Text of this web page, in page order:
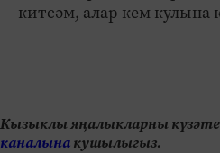
китсәм, алар кем кулына
Кызыклы яңалыкларны
каналынакушылыгыз.